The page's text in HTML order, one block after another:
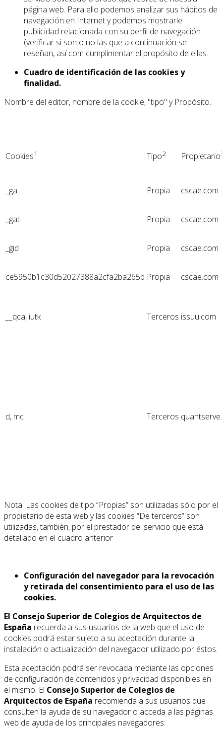
página web. Para ello podemos analizar sus hábitos de
navegación en Internet y podemos mostrarle
publicidad relacionada con su perfil de navegación.
(verificar si son o no las que a continuación se
reseñan, así com cumplimentar el propósito de ellas.
Cuadro de identificación de las cookies y
finalidad.
Nombre del editor, nombre de la cookie, "tipo" y Propósito.
Cookies1 Tipo2 Propietario
_ga Propia cscae.com
_gat Propia cscae.com
_gid Propia cscae.com
ce5950b1c30d52027388a2cfa2ba265b Propia cscae.com
__qca, iutk Terceros issuu.com
d, mc Terceros
Nota: Las cookies de tipo “Propias” son utilizadas sólo por el
propietario de esta web y las cookies “De terceros” son
utilizadas, también, por el prestador del servicio que está
detallado en el cuadro anterior
Configuración del navegador para la revocación
y retirada del consentimiento para el uso de las
cookies.
El Consejo Superior de Colegios de Arquitectos de
España recuerda a sus usuarios de la web que el uso de
cookies podrá estar sujeto a su aceptación durante la
instalación o actualización del navegador utilizado por éstos.
Esta aceptación podrá ser revocada mediante las opciones
de configuración de contenidos y privacidad disponibles en
el mismo. El Consejo Superior de Colegios de
Arquitectos de España recomienda a sus usuarios que
consulten la ayuda de su navegador o acceda a las páginas
web de ayuda de los principales navegadores: